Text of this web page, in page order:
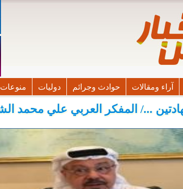
آراء ومقالات حوادث وجرائم دوليات منوعات
.../ المفكر العربي علي محمد